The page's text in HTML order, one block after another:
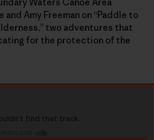
Amy Freeman on “Paddle to
two adventures that
for the protection of the